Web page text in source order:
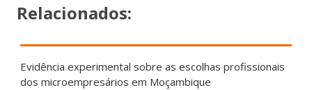
Relacionados:
Evidência experimental sobre as escolhas profissionais
dos microempresários em Moçambique